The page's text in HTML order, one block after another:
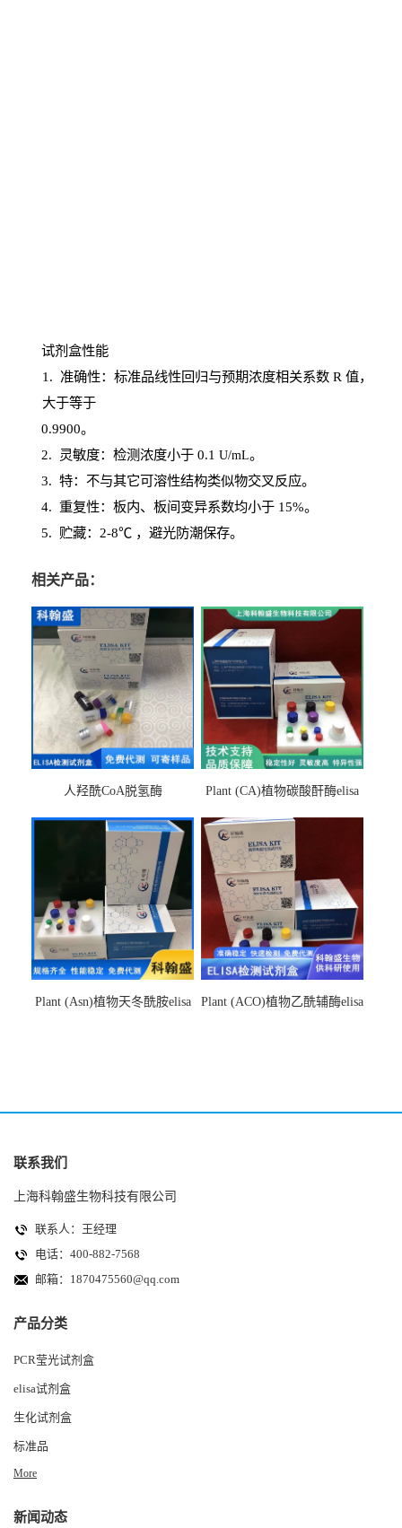
试剂盒性能
1 . 准确性：标准品线性回归与预期浓度相关系数 R 值，
大于等于
0.9900。
2. 灵敏度：检测浓度小于0.1 U/mL。
3. 特：不与其它可溶性结构类似物交叉反应。
4. 重复性：板内、板间变异系数均小于15%。
5. 贮藏：2-8℃ ，避光防潮保存。
相关产品：
人羟酰CoA脱氢酶
Plant (CA)植物碳酸酐酶elisa
Plant (Asn)植物天冬酰胺elisa
Plant (ACO)植物乙酰辅酶elisa
联系我们
上海科翰盛生物科技有限公司
联系人：王经理
电话：400-882-7568
邮箱： 1870475560@qq.com
产品分类
PCR莹光试剂盒
elisa试剂盒
生化试剂盒
标准品
More
新闻动态